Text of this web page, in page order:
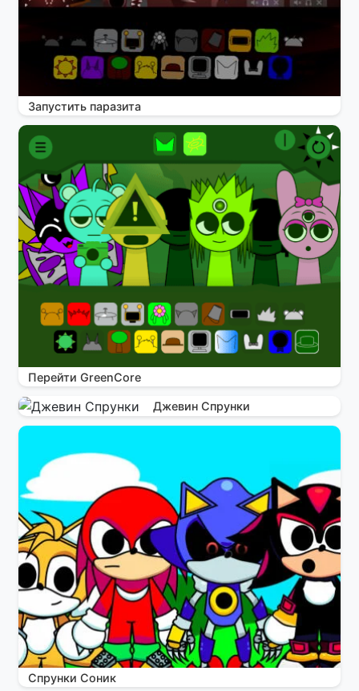
Запустить паразита
Перейти GreenCore
Джевин Спрунки
Спрунки Соник